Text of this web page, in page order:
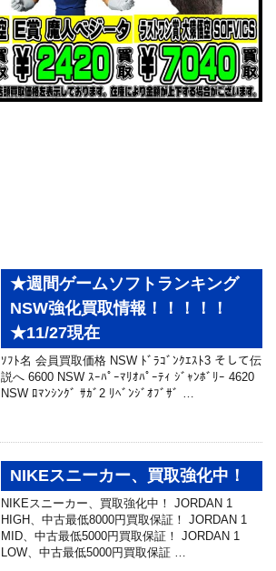
★週間ゲームソフトランキング
NSW強化買取情報！！！！！
★11/27現在
ｿﾌﾄ名 会員買取価格 NSW ﾄﾞﾗｺﾞﾝｸｴｽﾄ3 そして伝
説へ 6600 NSW ｽｰﾊﾟｰﾏﾘｵﾊﾟｰﾃｨ ｼﾞｬﾝﾎﾞﾘｰ 4620
NSW ﾛﾏﾝｼﾝｸﾞ ｻｶﾞ2 ﾘﾍﾞﾝｼﾞｵﾌﾞｻﾞ …
NIKEスニーカー、買取強化中！
NIKEスニーカー、買取強化中！ JORDAN 1
HIGH、中古最低8000円買取保証！ JORDAN 1
MID、中古最低5000円買取保証！ JORDAN 1
LOW、中古最低5000円買取保証 …